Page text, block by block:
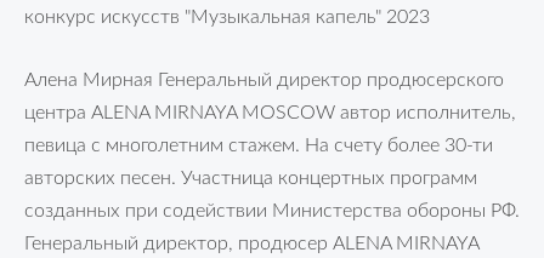
конкурс искусств "Музыкальная капель" 2023
Алена Мирная Генеральный директор продюсерского
центра ALENA MIRNAYA MOSCOW автор исполнитель,
певица с многолетним стажем. На счету более 30-ти
авторских песен. Участница концертных программ
созданных при содействии Министерства обороны РФ.
Генеральный директор, продюсер ALENA MIRNAYA